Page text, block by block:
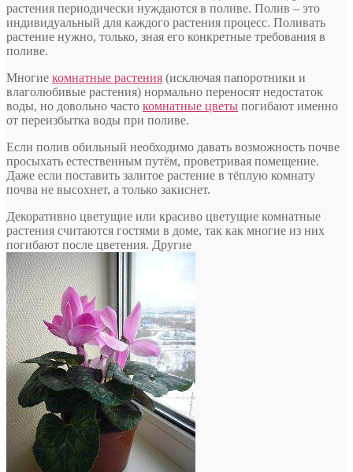
растения периодически нуждаются в поливе. Полив – это
индивидуальный для каждого растения процесс. Поливать
растение нужно, только, зная его конкретные требования в
поливе.
Многие комнатные растения (исключая папоротники и
влаголюбивые растения) нормально переносят недостаток
воды, но довольно часто комнатные цветы погибают именно
от переизбытка воды при поливе.
Если полив обильный необходимо давать возможность почве
просыхать естественным путём, проветривая помещение.
Даже если поставить залитое растение в тёплую комнату
почва не высохнет, а только закиснет.
Декоративно цветущие или красиво цветущие комнатные
растения считаются гостями в доме, так как многие из них
погибают после цветения. Другие